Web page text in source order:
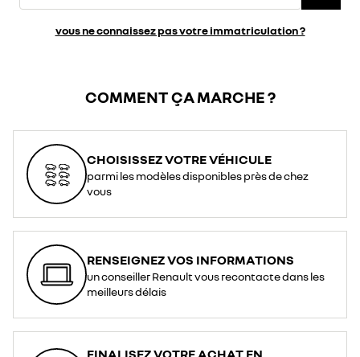
vous ne connaissez pas votre immatriculation ?
COMMENT ÇA MARCHE ?
CHOISISSEZ VOTRE VÉHICULE
parmi les modèles disponibles près de chez
vous
RENSEIGNEZ VOS INFORMATIONS
un conseiller Renault vous recontacte dans les
meilleurs délais